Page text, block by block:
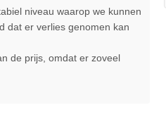
niveau waarop we kunnen
dat er verlies genomen kan
de prijs, omdat er zoveel